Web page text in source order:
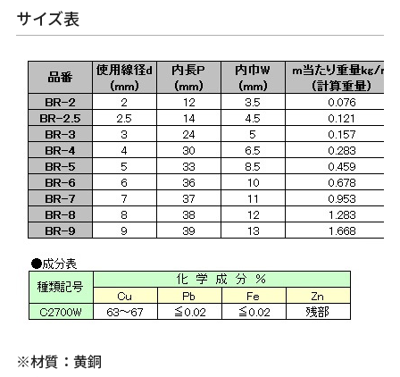
サイズ表
※材質：黄銅